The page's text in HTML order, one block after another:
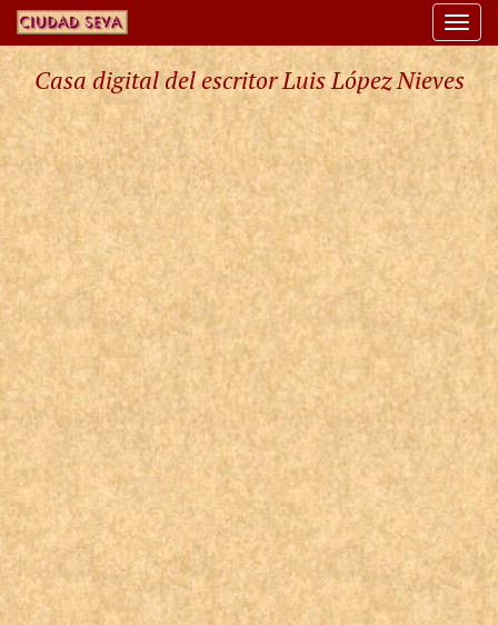
Casa digital del escritor Luis López Nieves